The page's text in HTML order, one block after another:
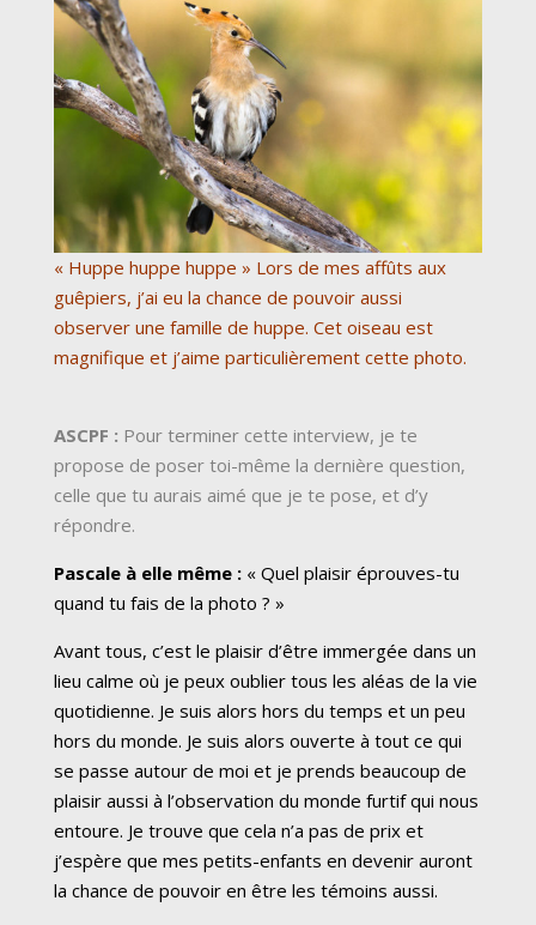
« Huppe huppe huppe » Lors de mes affûts aux
guêpiers, j’ai eu la chance de pouvoir aussi
observer une famille de huppe. Cet oiseau est
magnifique et j’aime particulièrement cette photo.
ASCPF : Pour terminer cette interview, je te
propose de poser toi-même la dernière question,
celle que tu aurais aimé que je te pose, et d’y
répondre.
Pascale à elle même : « Quel plaisir éprouves-tu
quand tu fais de la photo ? »
Avant tous, c’est le plaisir d’être immergée dans un
lieu calme où je peux oublier tous les aléas de la vie
quotidienne. Je suis alors hors du temps et un peu
hors du monde. Je suis alors ouverte à tout ce qui
se passe autour de moi et je prends beaucoup de
plaisir aussi à l’observation du monde furtif qui nous
entoure. Je trouve que cela n’a pas de prix et
j’espère que mes petits-enfants en devenir auront
la chance de pouvoir en être les témoins aussi.